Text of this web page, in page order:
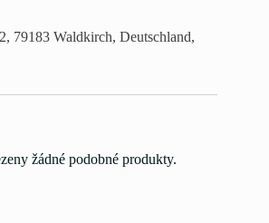
79183 Waldkirch, Deutschland,
žádné podobné produkty.